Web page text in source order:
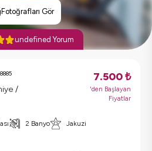
Fotoğrafları Gör
undefined Yorum
/
7.500₺
'den Başlayan
Fiyatlar
2 Banyo
Jakuzi